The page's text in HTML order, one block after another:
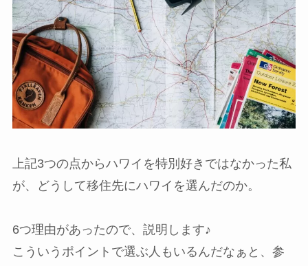
上記3つの点からハワイを特別好きではなかった私
が、どうして移住先にハワイを選んだのか。
6つ理由があったので、説明します♪
こういうポイントで選ぶ人もいるんだなぁと、参